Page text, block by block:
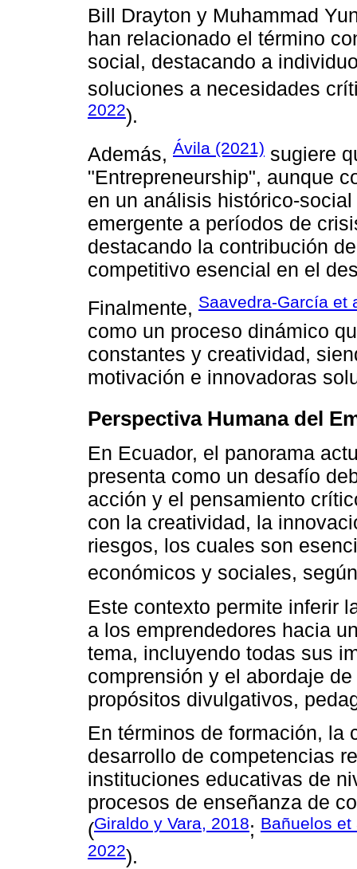
Bill Drayton y Muhammad
han relacionado el término
social, destacando a
soluciones a necesidades
2022).
Además, Ávila (2021) sugiere
"Entrepreneurship", aunque
en un análisis histórico-
emergente a períodos de
destacando la contribución
competitivo esencial en el
Finalmente, Saavedra-García et
como un proceso dinámico
constantes y creatividad,
motivación e innovadoras
Perspectiva Humana del
En Ecuador, el panorama
presenta como un desafío
acción y el pensamiento
con la creatividad, la
riesgos, los cuales son
económicos y sociales,
Este contexto permite inferir
a los emprendedores hacia
tema, incluyendo todas sus
comprensión y el abordaje
propósitos divulgativos,
En términos de formación, la
desarrollo de competencias
instituciones educativas de
procesos de enseñanza de
(Giraldo y Vara, 2018; Bañuelos et
2022).